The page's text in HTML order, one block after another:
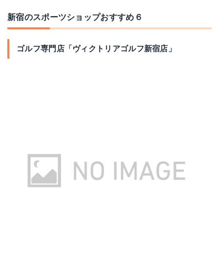
新宿のスポーツショップおすすめ６
ゴルフ専門店「ヴィクトリアゴルフ新宿店」